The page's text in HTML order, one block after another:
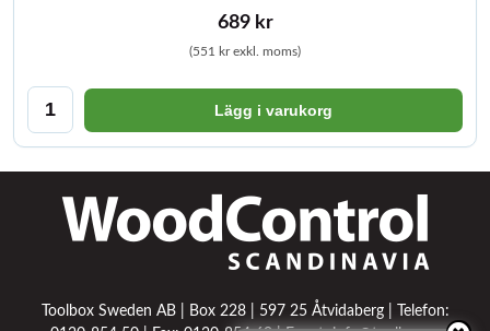
689 kr
(551 kr exkl. moms)
Lägg i varukorg
Toolbox Sweden AB | Box 228 | 597 25 Åtvidaberg | Telefon: